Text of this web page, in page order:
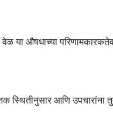
या औषधाच्या
स्थितीनुसार आणि उपचारांना